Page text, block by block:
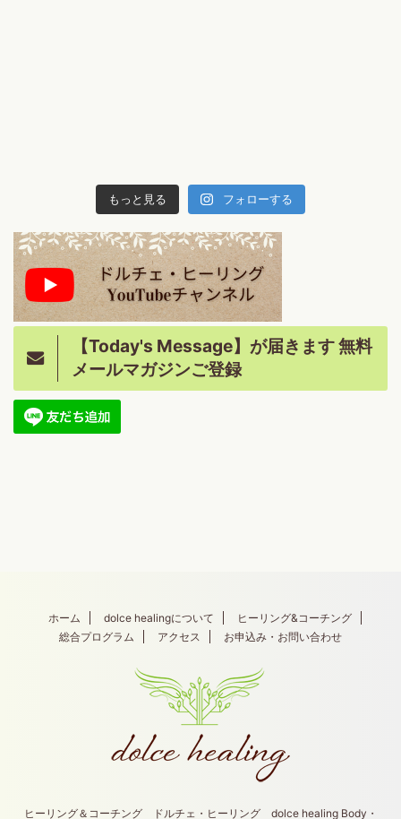
もっと見る フォローする
【Today's Message】が届きます 無料
メールマガジンご登録
ホーム dolce healingについて
ヒーリング&コーチング
総合プログラム
アクセス お申込み・お問い合わせ
ヒーリング＆コーチング ドルチェ・ヒーリング dolce healing Body・